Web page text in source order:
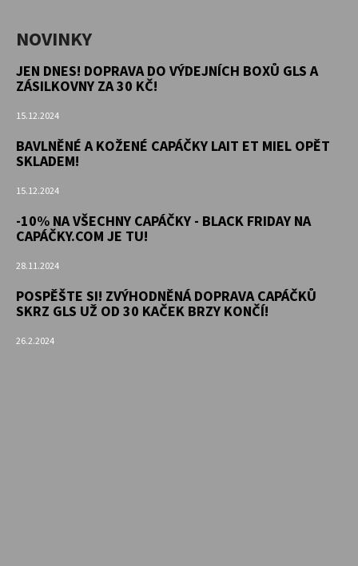
NOVINKY
JEN DNES! DOPRAVA DO VÝDEJNÍCH BOXŮ GLS A
ZÁSILKOVNY ZA 30 KČ!
15.12.2024
BAVLNĚNÉ A KOŽENÉ CAPÁČKY LAIT ET MIEL OPĚT
SKLADEM!
15.12.2024
-10% NA VŠECHNY CAPÁČKY - BLACK FRIDAY NA
CAPÁČKY.COM JE TU!
28.11.2024
POSPĚŠTE SI! ZVÝHODNĚNÁ DOPRAVA CAPÁČKŮ
SKRZ GLS UŽ OD 30 KAČEK BRZY KONČÍ!
26.2.2024